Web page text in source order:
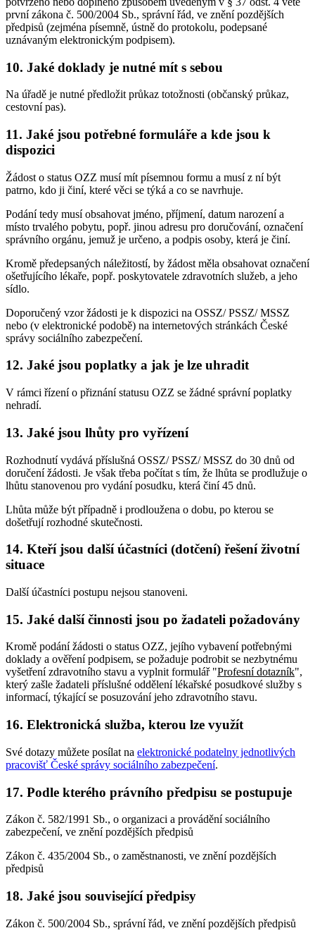
první zákona č. 500/2004 Sb., správní řád, ve znění pozdějších
předpisů (zejména písemně, ústně do protokolu, podepsané
uznávaným elektronickým podpisem).
10. Jaké doklady je nutné mít s sebou
Na úřadě je nutné předložit průkaz totožnosti (občanský průkaz,
cestovní pas).
11. Jaké jsou potřebné formuláře a kde jsou k
dispozici
Žádost o status OZZ musí mít písemnou formu a musí z ní být
patrno, kdo ji činí, které věci se týká a co se navrhuje.
Podání tedy musí obsahovat jméno, příjmení, datum narození a
místo trvalého pobytu, popř. jinou adresu pro doručování, označení
správního orgánu, jemuž je určeno, a podpis osoby, která je činí.
Kromě předepsaných náležitostí, by žádost měla obsahovat označení
ošetřujícího lékaře, popř. poskytovatele zdravotních služeb, a jeho
sídlo.
Doporučený vzor žádosti je k dispozici na OSSZ/ PSSZ/ MSSZ
nebo (v elektronické podobě) na internetových stránkách České
správy sociálního zabezpečení.
12. Jaké jsou poplatky a jak je lze uhradit
V rámci řízení o přiznání statusu OZZ se žádné správní poplatky
nehradí.
13. Jaké jsou lhůty pro vyřízení
Rozhodnutí vydává příslušná OSSZ/ PSSZ/ MSSZ do 30 dnů od
doručení žádosti. Je však třeba počítat s tím, že lhůta se prodlužuje o
lhůtu stanovenou pro vydání posudku, která činí 45 dnů.
Lhůta může být případně i prodloužena o dobu, po kterou se
došetřují rozhodné skutečnosti.
14. Kteří jsou další účastníci (dotčení) řešení životní
situace
Další účastníci postupu nejsou stanoveni.
15. Jaké další činnosti jsou po žadateli požadovány
Kromě podání žádosti o status OZZ, jejího vybavení potřebnými
doklady a ověření podpisem, se požaduje podrobit se nezbytnému
vyšetření zdravotního stavu a vyplnit formulář "Profesní dotazník",
který zašle žadateli příslušné oddělení lékařské posudkové služby s
informací, týkající se posuzování jeho zdravotního stavu.
16. Elektronická služba, kterou lze využít
Své dotazy můžete posílat na elektronické podatelny jednotlivých
pracovišť České správy sociálního zabezpečení.
17. Podle kterého právního předpisu se postupuje
Zákon č. 582/1991 Sb., o organizaci a provádění sociálního
zabezpečení, ve znění pozdějších předpisů
Zákon č. 435/2004 Sb., o zaměstnanosti, ve znění pozdějších
předpisů
18. Jaké jsou související předpisy
Zákon č. 500/2004 Sb., správní řád, ve znění pozdějších předpisů